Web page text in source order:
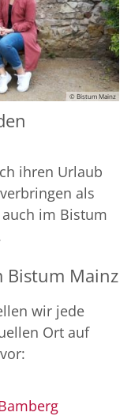
© Bistum Mainz
ihren Urlaub
als
im Bistum
Bistum Mainz
wir jede
Ort auf